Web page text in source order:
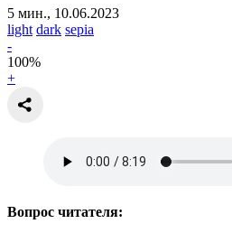
5 мин., 10.06.2023
light dark sepia
-
100%
+
Вопрос читателя: